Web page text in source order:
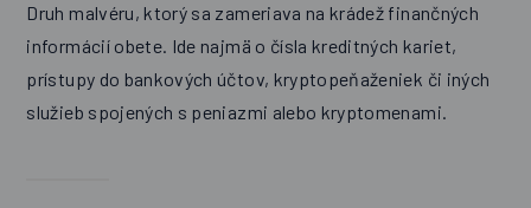
Druh malvéru, ktorý sa zameriava na krádež finančných
informácií obete. Ide najmä o čísla kreditných kariet,
prístupy do bankových účtov, kryptopeňaženiek či iných
služieb spojených s peniazmi alebo kryptomenami.